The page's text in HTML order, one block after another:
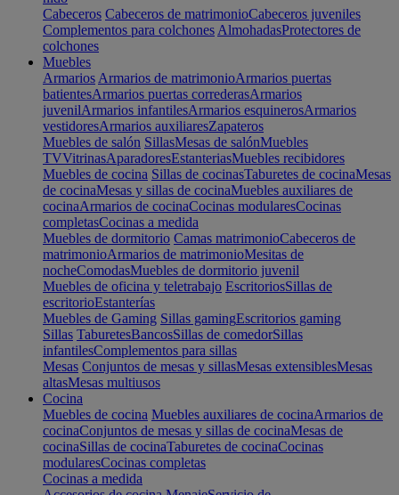
Cabeceros Cabeceros de matrimonioCabeceros juveniles
Complementos para colchones AlmohadasProtectores de
colchones
Muebles
Armarios Armarios de matrimonioArmarios puertas
batientesArmarios puertas correderasArmarios
juvenilArmarios infantilesArmarios esquinerosArmarios
vestidoresArmarios auxiliaresZapateros
Muebles de salón SillasMesas de salónMuebles
TVVitrinasAparadoresEstanteriasMuebles recibidores
Muebles de cocina Sillas de cocinasTaburetes de cocinaMesas
de cocinaMesas y sillas de cocinaMuebles auxiliares de
cocinaArmarios de cocinaCocinas modularesCocinas
completasCocinas a medida
Muebles de dormitorio Camas matrimonioCabeceros de
matrimonioArmarios de matrimonioMesitas de
nocheComodasMuebles de dormitorio juvenil
Muebles de oficina y teletrabajo EscritoriosSillas de
escritorioEstanterías
Muebles de Gaming Sillas gamingEscritorios gaming
Sillas TaburetesBancosSillas de comedorSillas
infantilesComplementos para sillas
Mesas Conjuntos de mesas y sillasMesas extensiblesMesas
altasMesas multiusos
Cocina
Muebles de cocina Muebles auxiliares de cocinaArmarios de
cocinaConjuntos de mesas y sillas de cocinaMesas de
cocinaSillas de cocinaTaburetes de cocinaCocinas
modularesCocinas completas
Cocinas a medida